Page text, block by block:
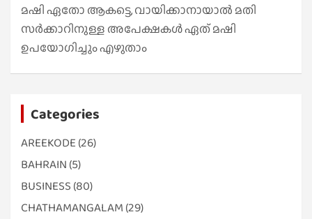
മഷി ഏതോ ആകട്ടെ, വായിക്കാനായാൽ മതി​
സർക്കാറിനുള്ള അപേക്ഷകൾ ഏത് മഷി
ഉപയോഗിച്ചും എഴുതാം
Categories
AREEKODE (26)
BAHRAIN (5)
BUSINESS (80)
CHATHAMANGALAM (29)